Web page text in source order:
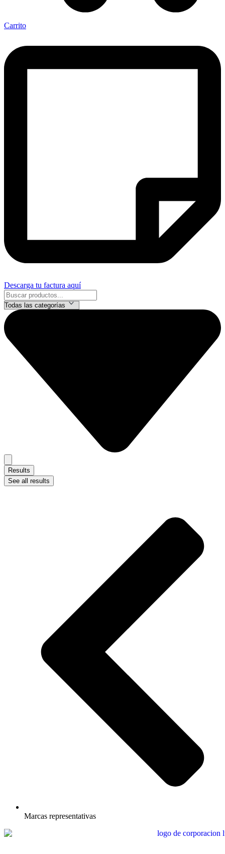
Carrito
Descarga tu factura aquí
Results
See all results
Marcas representativas